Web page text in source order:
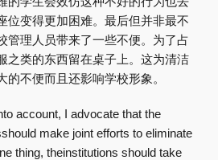
位变得更加困难。最后但并非最不
管理人员带来了一些不便。为了占
之类的东西留在桌子上。这为清洁
的不便而且还影响学校形象。
account, I advocate that the
make joint efforts to eliminate
thing, theinstitutions should take